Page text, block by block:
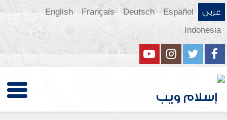
عربي Español
Deutsch
Français
English
Indonesia